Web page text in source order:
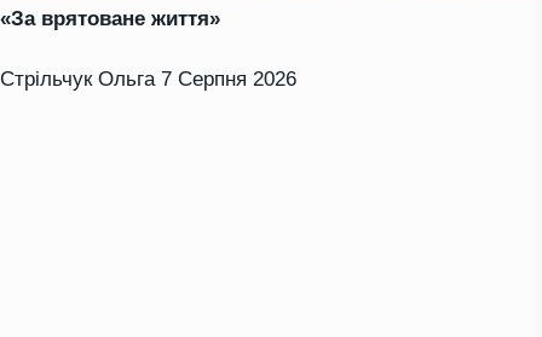
«За врятоване життя»
Стрільчук Ольга 7 Серпня 2026